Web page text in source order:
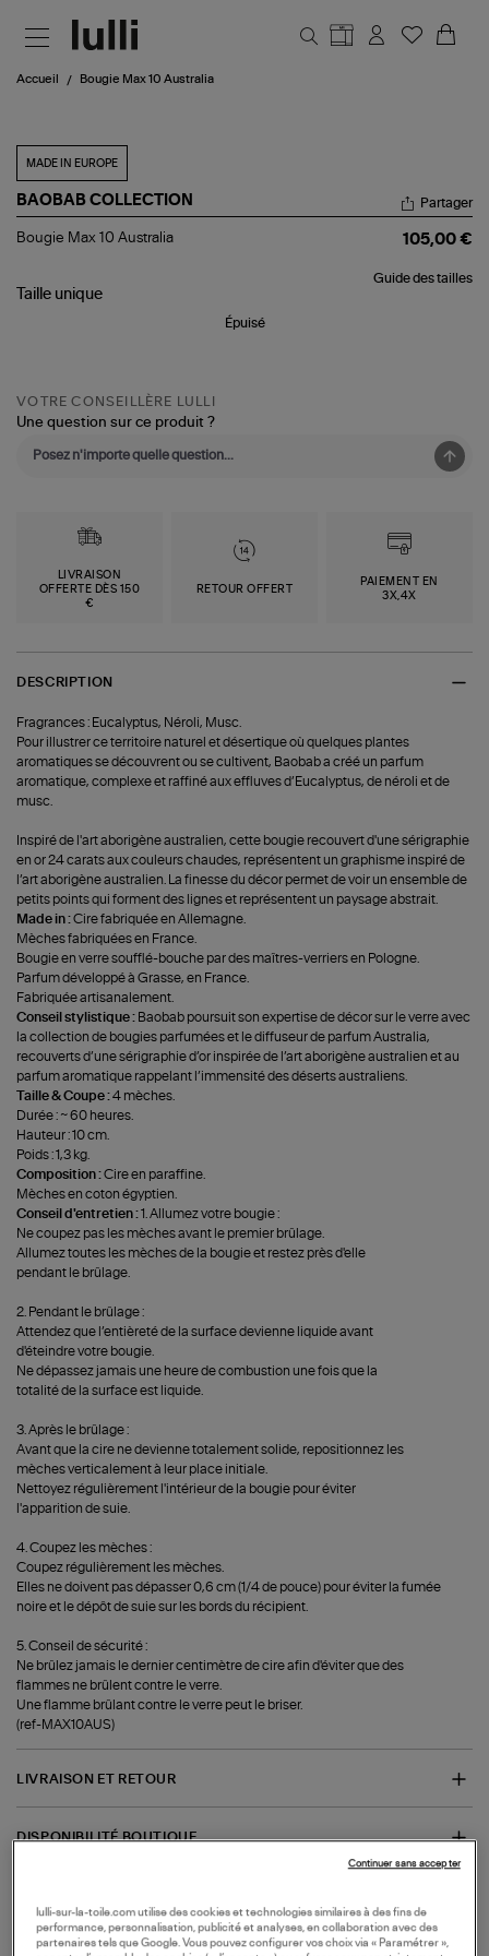
Accueil Bougie Max 10 Australia
MADE IN EUROPE
BAOBAB COLLECTION
Bougie
Australia
Partager
Bougie Max 10 Australia 105,00 €
Guide des tailles
Taille unique
Épuisé
VOTRE CONSEILLÈRE LULLI
Une question sur ce produit ?
LIVRAISON
OFFERTE DÈS 150
€
RETOUR OFFERT
PAIEMENT EN
3X,4X
DESCRIPTION
Fragrances : Eucalyptus, Néroli, Musc.
Pour illustrer ce territoire naturel et désertique où quelques plantes
aromatiques se découvrent ou se cultivent, Baobab a créé un parfum
aromatique, complexe et raffiné aux effluves d’Eucalyptus, de néroli et de
musc.
Inspiré de l'art aborigène australien, cette bougie recouvert d'une sérigraphie
en or 24 carats aux couleurs chaudes, représentent un graphisme inspiré de
l’art aborigène australien. La finesse du décor permet de voir un ensemble de
petits points qui forment des lignes et représentent un paysage abstrait.
Made in :Cire fabriquée en Allemagne.
Mèches fabriquées en France.
Bougie en verre soufflé-bouche par des maîtres-verriers en Pologne.
Parfum développé à Grasse, en France.
Fabriquée artisanalement.
Conseil stylistique : Baobab poursuit son expertise de décor sur le verre avec
la collection de bougies parfumées et le diffuseur de parfum Australia,
recouverts d’une sérigraphie d’or inspirée de l’art aborigène australien et au
parfum aromatique rappelant l’immensité des déserts australiens.
Taille & Coupe :4 mèches.
Durée : ~ 60 heures.
Hauteur : 10 cm.
Poids : 1,3 kg.
Composition :Cire en paraffine.
Mèches en coton égyptien.
Conseil d'entretien :1. Allumez votre bougie :
Ne coupez pas les mèches avant le premier brûlage.
Allumez toutes les mèches de la bougie et restez près d'elle
pendant le brûlage.
2. Pendant le brûlage :
Attendez que l’entièreté de la surface devienne liquide avant
d'éteindre votre bougie.
Ne dépassez jamais une heure de combustion une fois que la
totalité de la surface est liquide.
3. Après le brûlage :
Avant que la cire ne devienne totalement solide, repositionnez les
mèches verticalement à leur place initiale.
Nettoyez régulièrement l'intérieur de la bougie pour éviter
l'apparition de suie.
4. Coupez les mèches :
Coupez régulièrement les mèches.
Elles ne doivent pas dépasser 0,6 cm (1/4 de pouce) pour éviter la fumée
noire et le dépôt de suie sur les bords du récipient.
5. Conseil de sécurité :
Ne brûlez jamais le dernier centimètre de cire afin d'éviter que des
flammes ne brûlent contre le verre.
Une flamme brûlant contre le verre peut le briser.
(ref-MAX10AUS)
LIVRAISON ET RETOUR
DISPONIBILITÉ BOUTIQUE
lulli-sur-la-toile.com utilise des cookies et technologies similaires à des fins de
performance, personnalisation, publicité et analyses, en collaboration avec des
partenaires tels que Google. Vous pouvez configurer vos choix via « Paramétrer »,
Continuer sans accepter